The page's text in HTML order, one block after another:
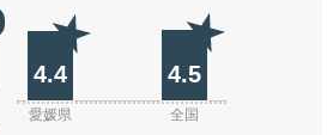
4.4 4.5
愛媛県 全国